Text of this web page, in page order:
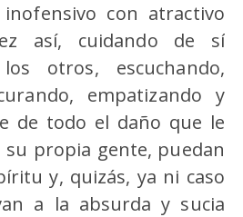
con atractivo
así, cuidando de sí
otros, escuchando,
empatizando y
de todo el daño que le
su propia gente, puedan
y, quizás, ya ni caso
a la absurda y sucia